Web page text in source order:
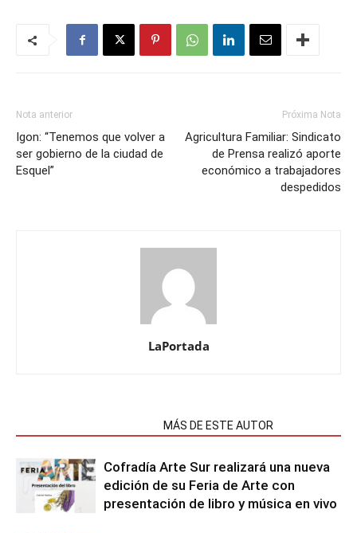
Nota anterior
Igon: “Tenemos que volver a
ser gobierno de la ciudad de
Esquel”
Próxima Nota
Agricultura Familiar: Sindicato
de Prensa realizó aporte
económico a trabajadores
despedidos
LaPortada
MÁS DE ESTE AUTOR
Cofradía Arte Sur realizará una nueva
edición de su Feria de Arte con
presentación de libro y música en vivo